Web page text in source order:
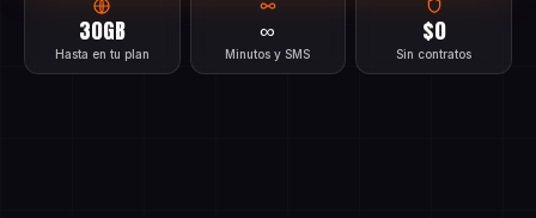
30GB
Hasta en tu plan
∞
Minutos y SMS
$0
Sin contratos